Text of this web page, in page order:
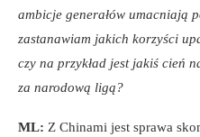
ambicje generałów umacniają
zastanawiam jakich korzyści
czy na przykład jest jakiś cień
za narodową ligą?
ML: Z Chinami jest sprawa